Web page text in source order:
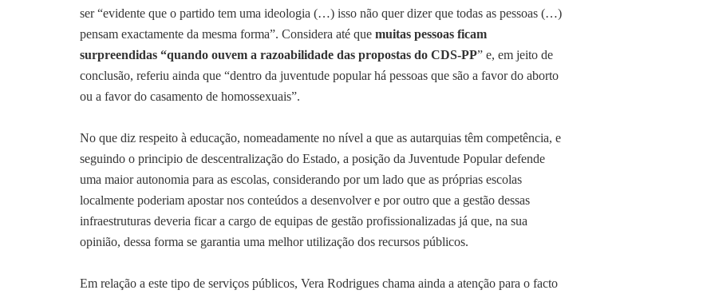
ser “evidente que o partido tem uma ideologia (…) isso não quer dizer que todas as pessoas (…)
pensam exactamente da mesma forma”. Considera até que muitas pessoas ficam
surpreendidas “quando ouvem a razoabilidade das propostas do CDS-PP” e, em jeito de
conclusão, referiu ainda que “dentro da juventude popular há pessoas que são a favor do aborto
ou a favor do casamento de homossexuais”.
No que diz respeito à educação, nomeadamente no nível a que as autarquias têm competência, e
seguindo o principio de descentralização do Estado, a posição da Juventude Popular defende
uma maior autonomia para as escolas, considerando por um lado que as próprias escolas
localmente poderiam apostar nos conteúdos a desenvolver e por outro que a gestão dessas
infraestruturas deveria ficar a cargo de equipas de gestão profissionalizadas já que, na sua
opinião, dessa forma se garantia uma melhor utilização dos recursos públicos.
Em relação a este tipo de serviços públicos, Vera Rodrigues chama ainda a atenção para o facto